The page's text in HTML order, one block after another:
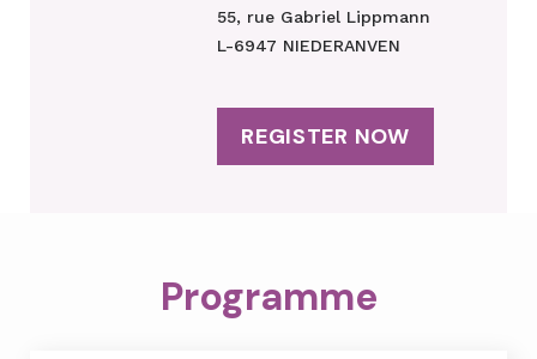
55, rue Gabriel Lippmann
L-6947 NIEDERANVEN
REGISTER NOW
Programme